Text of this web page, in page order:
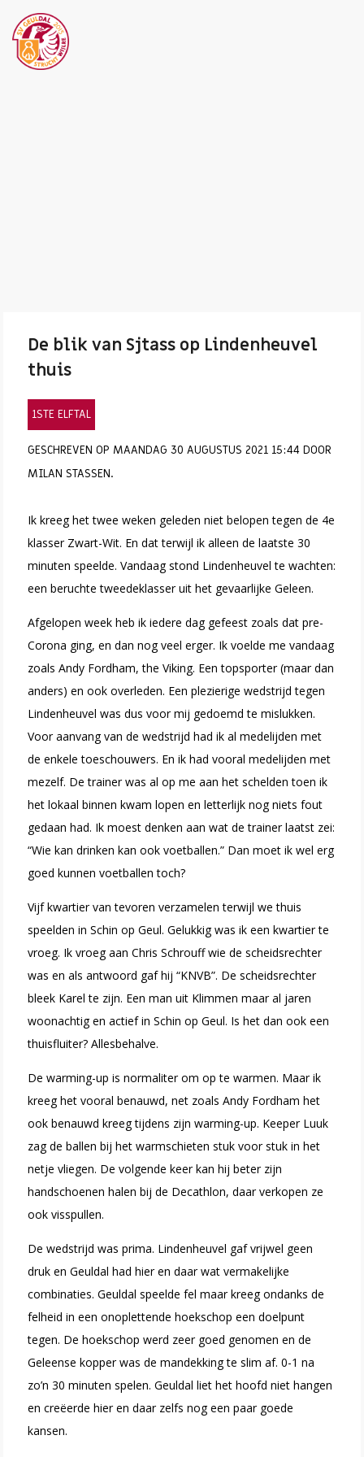
De blik van Sjtass op Lindenheuvel
thuis
1STE ELFTAL
GESCHREVEN OP MAANDAG 30 AUGUSTUS 2021 15:44 DOOR
MILAN STASSEN.
Ik kreeg het twee weken geleden niet belopen tegen de 4e
klasser Zwart-Wit. En dat terwijl ik alleen de laatste 30
minuten speelde. Vandaag stond Lindenheuvel te wachten:
een beruchte tweedeklasser uit het gevaarlijke Geleen.
Afgelopen week heb ik iedere dag gefeest zoals dat pre-
Corona ging, en dan nog veel erger. Ik voelde me vandaag
zoals Andy Fordham, the Viking. Een topsporter (maar dan
anders) en ook overleden. Een plezierige wedstrijd tegen
Lindenheuvel was dus voor mij gedoemd te mislukken.
Voor aanvang van de wedstrijd had ik al medelijden met
de enkele toeschouwers. En ik had vooral medelijden met
mezelf. De trainer was al op me aan het schelden toen ik
het lokaal binnen kwam lopen en letterlijk nog niets fout
gedaan had. Ik moest denken aan wat de trainer laatst zei:
“Wie kan drinken kan ook voetballen.” Dan moet ik wel erg
goed kunnen voetballen toch?
Vijf kwartier van tevoren verzamelen terwijl we thuis
speelden in Schin op Geul. Gelukkig was ik een kwartier te
vroeg. Ik vroeg aan Chris Schrouff wie de scheidsrechter
was en als antwoord gaf hij “KNVB”. De scheidsrechter
bleek Karel te zijn. Een man uit Klimmen maar al jaren
woonachtig en actief in Schin op Geul. Is het dan ook een
thuisfluiter? Allesbehalve.
De warming-up is normaliter om op te warmen. Maar ik
kreeg het vooral benauwd, net zoals Andy Fordham het
ook benauwd kreeg tijdens zijn warming-up. Keeper Luuk
zag de ballen bij het warmschieten stuk voor stuk in het
netje vliegen. De volgende keer kan hij beter zijn
handschoenen halen bij de Decathlon, daar verkopen ze
ook visspullen.
De wedstrijd was prima. Lindenheuvel gaf vrijwel geen
druk en Geuldal had hier en daar wat vermakelijke
combinaties. Geuldal speelde fel maar kreeg ondanks de
felheid in een onoplettende hoekschop een doelpunt
tegen. De hoekschop werd zeer goed genomen en de
Geleense kopper was de mandekking te slim af. 0-1 na
zo’n 30 minuten spelen. Geuldal liet het hoofd niet hangen
en creëerde hier en daar zelfs nog een paar goede
kansen.